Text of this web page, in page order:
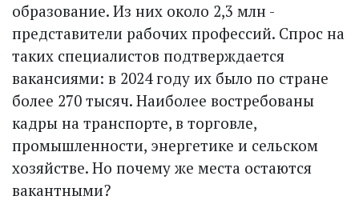
образование. Из них около 2,3 млн -
представители рабочих профессий. Спрос на
таких специалистов подтверждается
вакансиями: в 2024 году их было по стране
более 270 тысяч. Наиболее востребованы
кадры на транспорте, в торговле,
промышленности, энергетике и сельском
хозяйстве. Но почему же места остаются
вакантными?